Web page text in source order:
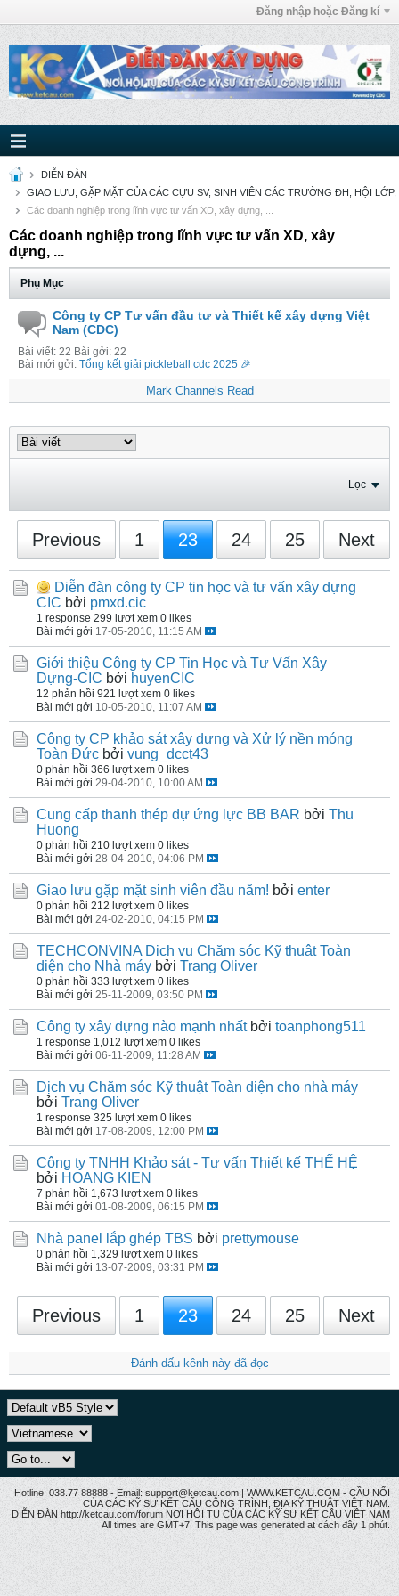
Đăng nhập hoặc Đăng kí
DIỄN ĐÀN
GIAO LƯU, GẶP MẶT CỦA CÁC CỰU SV, SINH VIÊN CÁC TRƯỜNG ĐH, HỘI LỚP,
Các doanh nghiệp trong lĩnh vực tư vấn XD, xây dựng, ...
Các doanh nghiệp trong lĩnh vực tư vấn XD, xây
dựng, ...
Phụ Mục
Công ty CP Tư vấn đầu tư và Thiết kế xây dựng Việt
Nam (CDC)
Bài viết: 22 Bài gởi: 22
Bài mới gởi: Tổng kết giải pickleball cdc 2025 🎉
Mark Channels Read
Lọc
Previous 1 23 24 25 Next
Diễn đàn công ty CP tin học và tư vấn xây dựng
CIC bởi pmxd.cic
1 response 299 lượt xem 0 likes
Bài mới gởi 17-05-2010, 11:15 AM
Giới thiệu Công ty CP Tin Học và Tư Vấn Xây
Dựng-CIC bởi huyenCIC
12 phản hồi 921 lượt xem 0 likes
Bài mới gởi 10-05-2010, 11:07 AM
Công ty CP khảo sát xây dựng và Xử lý nền móng
Toàn Đức bởi vung_dcct43
0 phản hồi 366 lượt xem 0 likes
Bài mới gởi 29-04-2010, 10:00 AM
Cung cấp thanh thép dự ứng lực BB BAR bởi Thu
Huong
0 phản hồi 210 lượt xem 0 likes
Bài mới gởi 28-04-2010, 04:06 PM
Giao lưu gặp mặt sinh viên đầu năm! bởi enter
0 phản hồi 212 lượt xem 0 likes
Bài mới gởi 24-02-2010, 04:15 PM
TECHCONVINA Dịch vụ Chăm sóc Kỹ thuật Toàn
diện cho Nhà máy bởi Trang Oliver
0 phản hồi 333 lượt xem 0 likes
Bài mới gởi 25-11-2009, 03:50 PM
Công ty xây dựng nào mạnh nhất bởi toanphong511
1 response 1,012 lượt xem 0 likes
Bài mới gởi 06-11-2009, 11:28 AM
Dịch vụ Chăm sóc Kỹ thuật Toàn diện cho nhà máy
bởi Trang Oliver
1 response 325 lượt xem 0 likes
Bài mới gởi 17-08-2009, 12:00 PM
Công ty TNHH Khảo sát - Tư vấn Thiết kế THẾ HỆ
bởi HOANG KIEN
7 phản hồi 1,673 lượt xem 0 likes
Bài mới gởi 01-08-2009, 06:15 PM
Nhà panel lắp ghép TBS bởi prettymouse
0 phản hồi 1,329 lượt xem 0 likes
Bài mới gởi 13-07-2009, 03:31 PM
Previous 1 23 24 25 Next
Đánh dấu kênh này đã đọc
Hotline: 038.77 88888 - Email: support@ketcau.com | WWW.KETCAU.COM - CẦU NỐI
CỦA CÁC KỸ SƯ KẾT CẤU CÔNG TRÌNH, ĐỊA KỸ THUẬT VIỆT NAM.
DIỄN ĐÀN http://ketcau.com/forum NƠI HỘI TỤ CỦA CÁC KỸ SƯ KẾT CÂU VIỆT NAM
All times are GMT+7. This page was generated at cách đây 1 phút.